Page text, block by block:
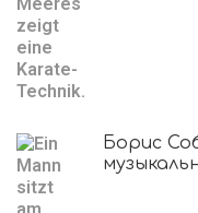
Борис